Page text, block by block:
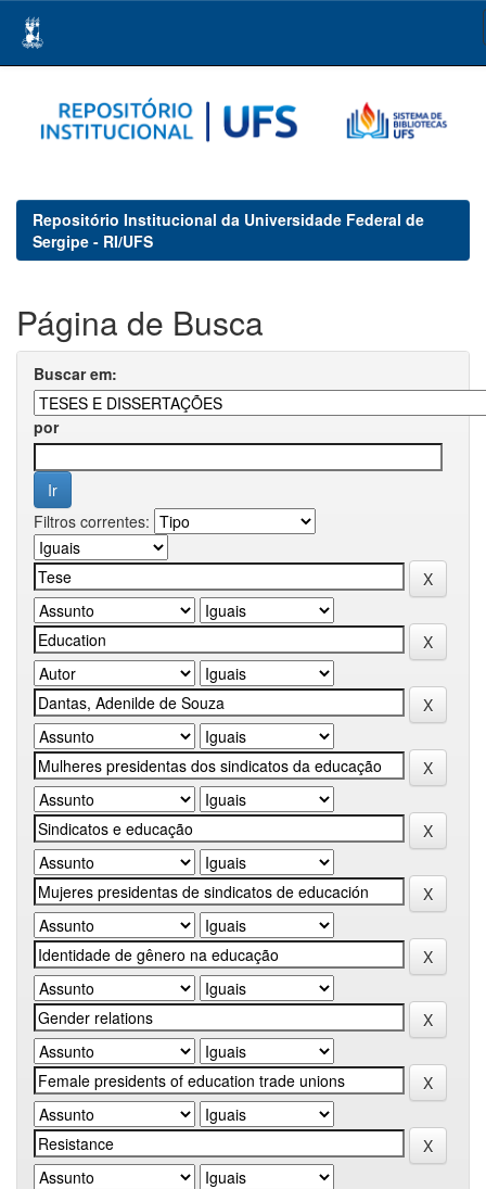
navigation
Repositório Institucional da Universidade Federal de
Sergipe - RI/UFS
Página de Busca
Buscar em:
por
Filtros correntes: